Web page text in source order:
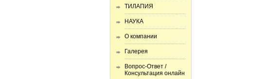
ТИЛАПИЯ
НАУКА
О компании
Галерея
Вопрос-Ответ /
Консультация онлайн